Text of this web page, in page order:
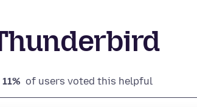
11% of users voted this helpful